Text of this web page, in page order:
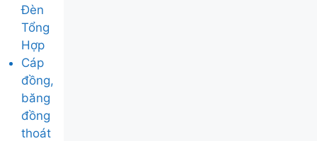
Đèn
Tổng
Hợp
Cáp
đồng,
băng
đồng
thoát